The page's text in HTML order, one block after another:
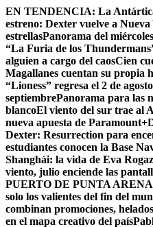
Skip
to
content
EN TENDENCIA: La
estreno: Dexter vuelve a
estrellasPanorama del
“La Furia de los
alguien a cargo del caosCien
Magallanes cuentan su propia
“Lioness” regresa el 2 de
septiembrePanorama para las
blancoEl viento del sur trae al
nueva apuesta de Paramount+
Dexter: Resurrection para
estudiantes conocen la Base
Shanghái: la vida de Eva
viento, julio enciende las
PUERTO DE PUNTA
solo los valientes del fin del
combinan promociones,
en el mapa creativo del país